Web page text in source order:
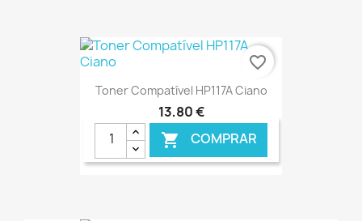
€ ONLINE
Toner Compatível HP117A Ciano
13,80 €
 COMPRAR
favorite_border